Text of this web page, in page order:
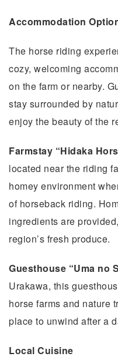
Accommodation
The horse riding
cozy, welcoming
on the farm or nearby.
stay surrounded by
enjoy the beauty of the
Farmstay “Hidaka
located near the riding
homey environment
of horseback riding.
ingredients are
region’s fresh produce.
Guesthouse “Uma no
Urakawa, this
horse farms and nature
place to unwind after a
Local Cuisine